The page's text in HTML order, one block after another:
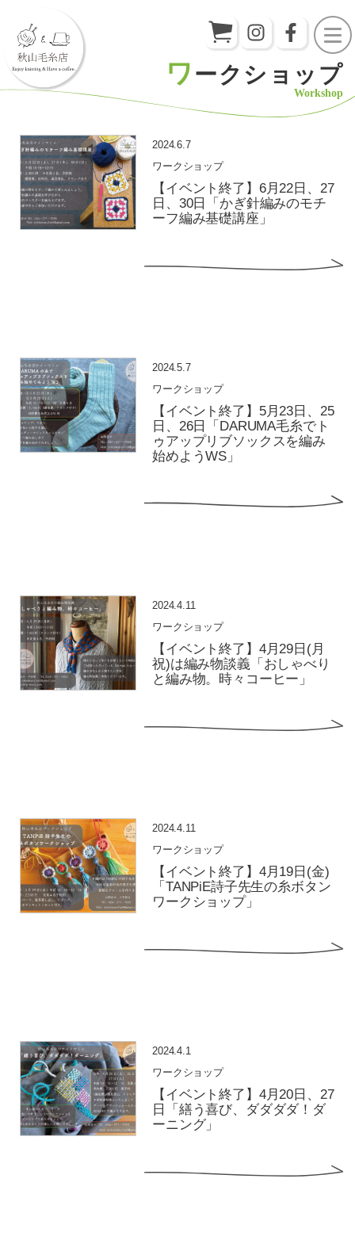
ワ ークショップ
Workshop
2024.6.7
ワークショップ
【イベント終了】6月22日、27
日、30日「かぎ針編みのモチ
ーフ編み基礎講座」
2024.5.7
ワークショップ
【イベント終了】5月23日、25
日、26日「DARUMA毛糸でト
ゥアップリブソックスを編み
始めようWS」
2024.4.11
ワークショップ
【イベント終了】4月29日(月
祝)は編み物談義「おしゃべり
と編み物。時々コーヒー」
2024.4.11
ワークショップ
【イベント終了】4月19日(金)
「TANPiE詩子先生の糸ボタン
ワークショップ」
2024.4.1
ワークショップ
【イベント終了】4月20日、27
日「繕う喜び、ダダダダ！ダ
ーニング」